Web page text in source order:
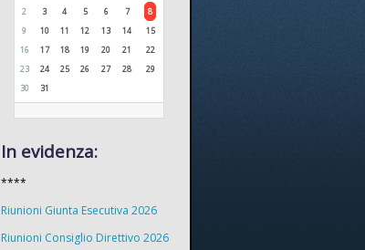
2
3 4 5 6 7
8
9
10 11 12 13 14
15
16
17 18 19 20 21
22
23
24 25 26 27 28
29
30
31
In evidenza:
****
Riunioni Giunta Esecutiva 2026
Riunioni Consiglio Direttivo 2026